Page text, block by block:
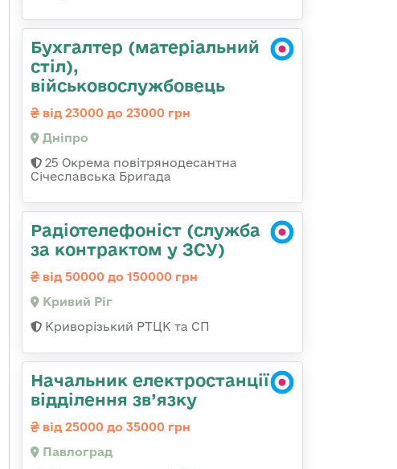
Бухгалтер (матеріальний
стіл),
військовослужбовець
від 23000 до 23000 грн
Дніпро
25 Окрема повітрянодесантна
Січеславська Бригада
Радіотелефоніст (служба
за контрактом у ЗСУ)
від 50000 до 150000 грн
Кривий Ріг
Криворізький РТЦК та СП
Начальник електростанції
відділення зв’язку
від 25000 до 35000 грн
Павлоград